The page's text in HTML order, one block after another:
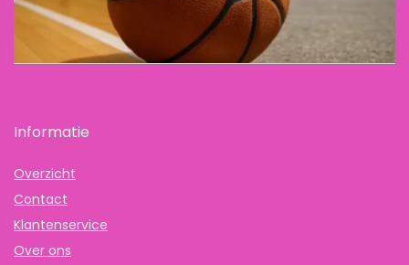
Informatie
Overzicht
Contact
Klantenservice
Over ons